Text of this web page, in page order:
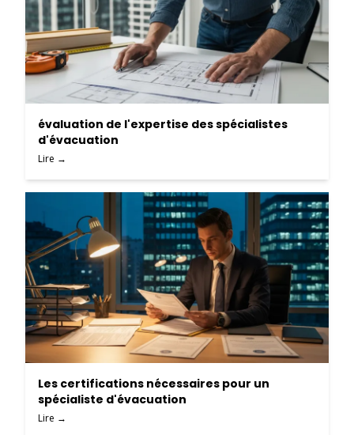
évaluation de l'expertise des spécialistes
d'évacuation
Lire →
Les certifications nécessaires pour un
spécialiste d'évacuation
Lire →